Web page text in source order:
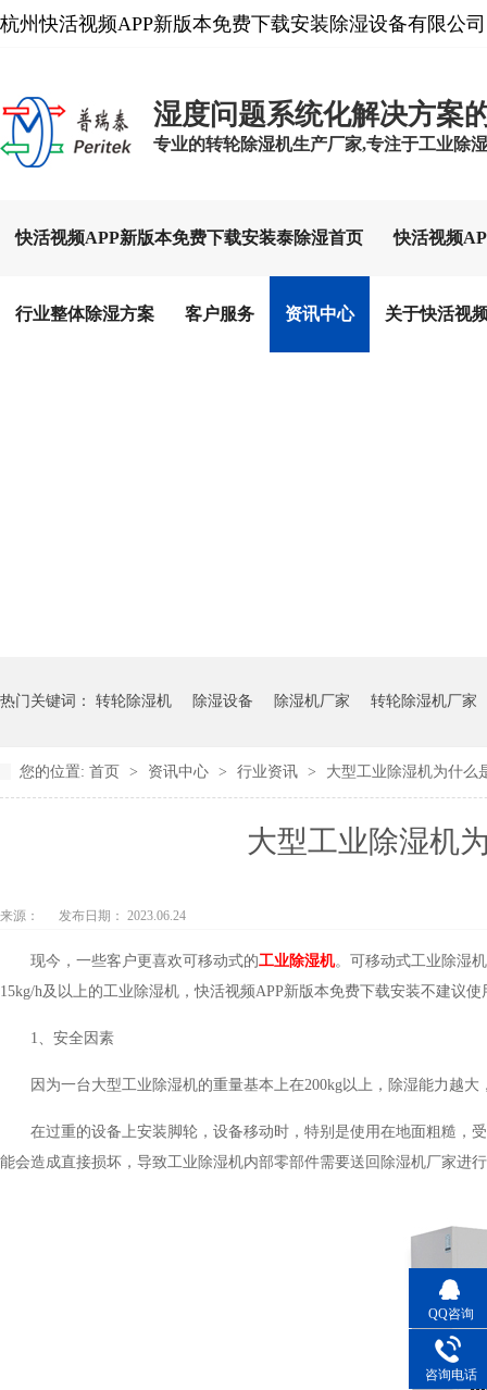
杭州快活视频APP新版本免费下载安装除湿设备有限公司
湿度问题系统化解决方案
专业的转轮除湿机生产厂家,专注于工业除湿
快活视频APP新版本免费下载安装泰除湿首页 快活视频
行业整体除湿方案 客户服务 资讯中心 关于快活视
热门关键词： 转轮除湿机 除湿设备 除湿机厂家 转轮除湿机厂家
您的位置: 首页 > 资讯中心 > 行业资讯 > 大型工业除湿机为什么是
大型工业除湿机为
来源： 发布日期： 2023.06.24
现今，一些客户更喜欢可移动式的工业除湿机。可移动式工业除
15kg/h及以上的工业除湿机，快活视频APP新版本免费下载安装不建议使
1、安全因素
因为一台大型工业除湿机的重量基本上在200kg以上，除湿能力越大
在过重的设备上安装脚轮，设备移动时，特别是使用在地面粗糙，受
能会造成直接损坏，导致工业除湿机内部零部件需要送回除湿机厂家进行
QQ咨询
咨询电话